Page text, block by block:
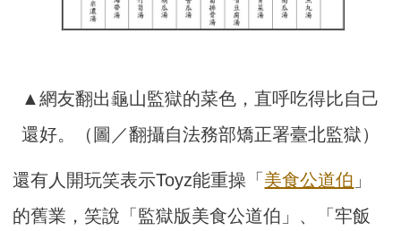
▲網友翻出龜山監獄的菜色，直呼吃得比自己
還好。（圖／翻攝自法務部矯正署臺北監獄）
還有人開玩笑表示Toyz能重操「 美食公道伯 」
的舊業，笑說「監獄版美食公道伯」、「牢飯